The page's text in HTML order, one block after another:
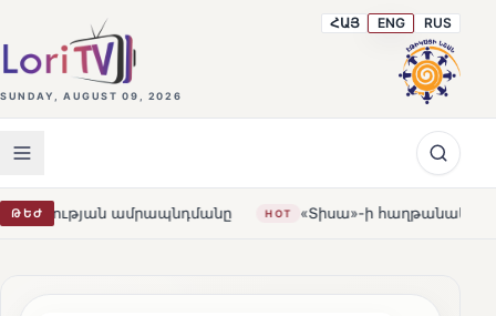
SUNDAY, AUGUST 09, 2026
ՀԱՅ ENG RUS
ԹԵԺ
ամրապնդմանը HOT «Տիսա»-ի հաղթանակը Հունգարիայում․